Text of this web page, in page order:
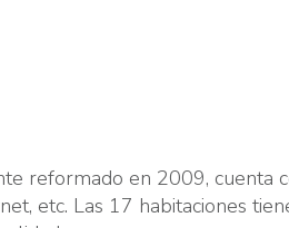
reformado en 2009, cuenta
etc. Las 17 habitaciones